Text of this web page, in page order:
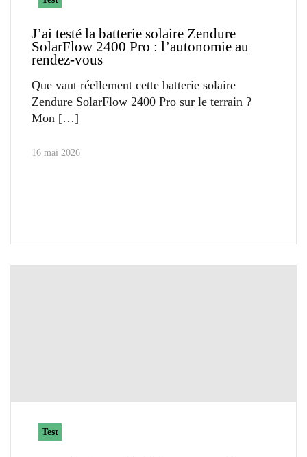
J’ai testé la batterie solaire Zendure
SolarFlow 2400 Pro : l’autonomie au
rendez-vous
Que vaut réellement cette batterie solaire
Zendure SolarFlow 2400 Pro sur le terrain ?
Mon
16 mai 2026
Test